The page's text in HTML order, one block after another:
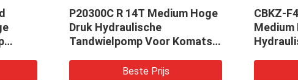
P20300C R 14T Medium Hoge
Druk Hydraulische
Tandwielpomp Voor Komatsu
Lader, Boor, Kraan
Beste Prijs
CBKZ-
Medium
Boor,